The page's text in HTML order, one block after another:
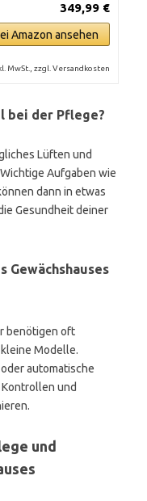
349,99 €
Amazon ansehen
MwSt., zzgl. Versandkosten
bei der Pflege?
Lüften und
Aufgaben wie
dann in etwas
Gesundheit deiner
Gewächshauses
benötigen oft
Modelle.
automatische
und
und